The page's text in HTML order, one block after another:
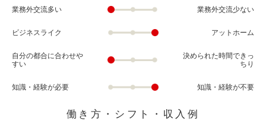
業務外交流多い 業務外交流少ない
ビジネスライク アットホーム
自分の都合に合わせや
すい
決められた時間できっ
ちり
知識・経験が必要 知識・経験が不要
働き方・シフト・収入例